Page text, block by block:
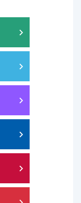
談会記録集
ドいただけま